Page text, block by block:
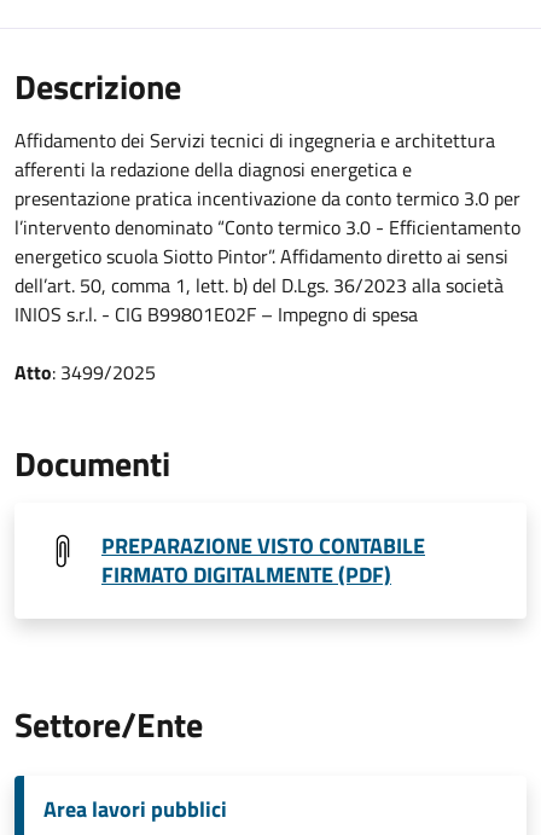
Descrizione
Affidamento dei Servizi tecnici di ingegneria e architettura
afferenti la redazione della diagnosi energetica e
presentazione pratica incentivazione da conto termico 3.0 per
l’intervento denominato “Conto termico 3.0 - Efficientamento
energetico scuola Siotto Pintor”. Affidamento diretto ai sensi
dell’art. 50, comma 1, lett. b) del D.Lgs. 36/2023 alla società
INIOS s.r.l. - CIG B99801E02F – Impegno di spesa
Atto: 3499/2025
Documenti
PREPARAZIONE VISTO CONTABILE
FIRMATO DIGITALMENTE (PDF)
Settore/Ente
Area lavori pubblici